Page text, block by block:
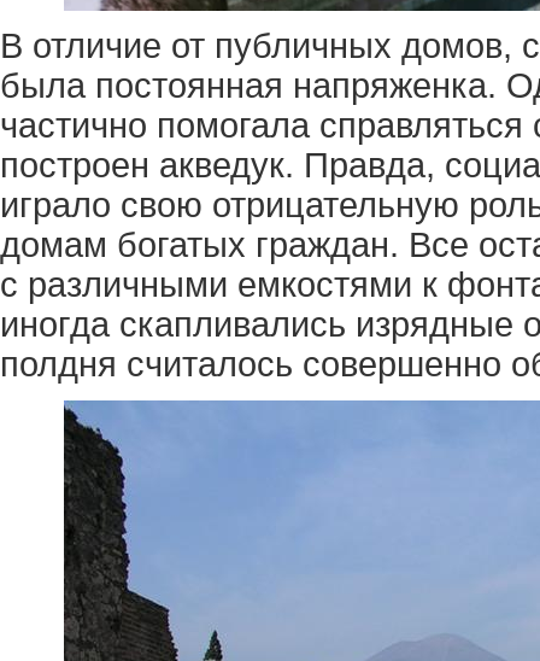
В отличие от публичных домов,
была постоянная напряженка.
частично помогала
построен акведук. Правда,
играло свою отрицательную
домам богатых граждан. Все
с различными емкостями к
иногда скапливались изрядные
полдня считалось совершенно